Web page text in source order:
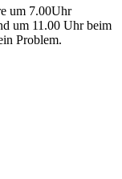
um 7.00Uhr
um 11.00 Uhr beim
Problem.